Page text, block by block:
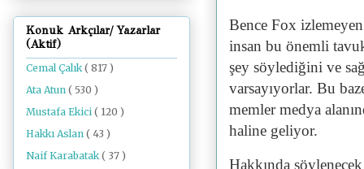
Bence Fox
insan bu önemli
şey söylediğini ve
varsayıyorlar. Bu
memler medya
haline geliyor.
Hakkında
Konuk Arkçılar/ Yazarlar
(Aktif)
Cemal Çalık( 817 )
Ata Atun ( 530 )
Mustafa Ekici ( 120 )
Hakkı Aslan ( 43 )
Naif Karabatak( 37 )